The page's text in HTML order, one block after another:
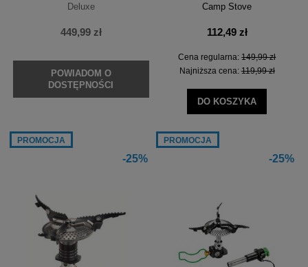
Deluxe
449,99 zł
POWIADOM O
DOSTĘPNOŚCI
Camp Stove
112,49 zł
Cena regularna:149,99 zł
Najniższa cena:119,99 zł
DO KOSZYKA
-25%
PROMOCJA
-25%
PROMOCJA